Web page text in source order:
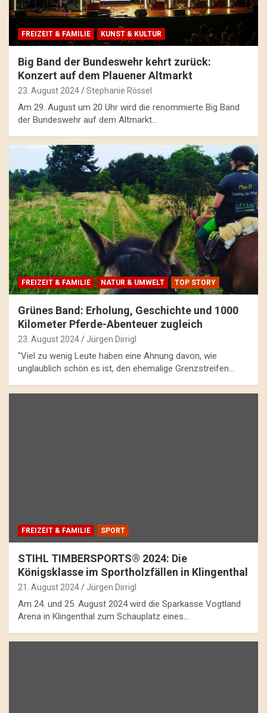
FREIZEIT & FAMILIE KUNST & KULTUR
Big Band der Bundeswehr kehrt zurück:
Konzert auf dem Plauener Altmarkt
23. August 2024 Stephanie Rössel
Am 29. August um 20 Uhr wird die renommierte Big Band
der Bundeswehr auf dem Altmarkt…
FREIZEIT & FAMILIE NATUR & UMWELT TOP STORY
Grünes Band: Erholung, Geschichte und 1000
Kilometer Pferde-Abenteuer zugleich
23. August 2024 Jürgen Dirrigl
"Viel zu wenig Leute haben eine Ahnung davon, wie
unglaublich schön es ist, den ehemalige Grenzstreifen…
FREIZEIT & FAMILIE SPORT
STIHL TIMBERSPORTS® 2024: Die
Königsklasse im Sportholzfällen in Klingenthal
21. August 2024 Jürgen Dirrigl
Am 24. und 25. August 2024 wird die Sparkasse Vogtland
Arena in Klingenthal zum Schauplatz eines…